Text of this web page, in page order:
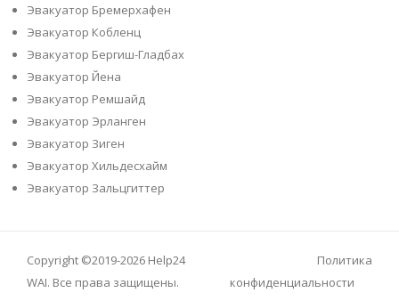
Эвакуатор Бремерхафен
Эвакуатор Кобленц
Эвакуатор Бергиш-Гладбах
Эвакуатор Йена
Эвакуатор Ремшайд
Эвакуатор Эрланген
Эвакуатор Зиген
Эвакуатор Хильдесхайм
Эвакуатор Зальцгиттер
Copyright ©2019-2026 Help24
WAI. Все права защищены.
Политика
конфиденциальности